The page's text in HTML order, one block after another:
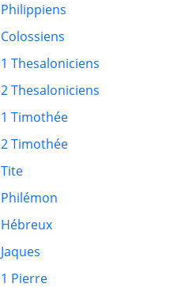
Philippiens
Colossiens
1 Thesaloniciens
2 Thesaloniciens
1 Timothée
2 Timothée
Tite
Philémon
Hébreux
Jaques
1 Pierre